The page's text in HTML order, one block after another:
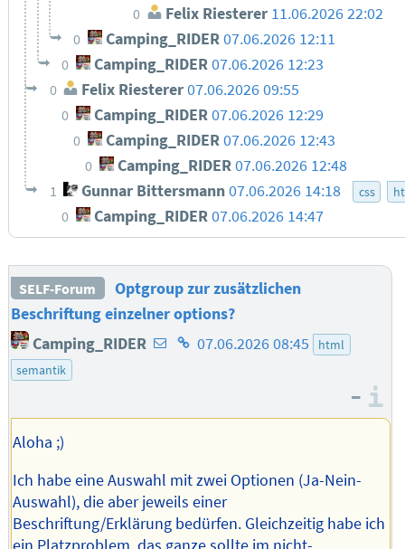
0 Felix Riesterer 11.06.2026 22:02
0 Camping_RIDER07.06.2026 12:11
0 Camping_RIDER 07.06.2026 12:23
0 Felix Riesterer07.06.2026 09:55
0 Camping_RIDER 07.06.2026 12:29
0 Camping_RIDER07.06.2026 12:43
0 Camping_RIDER07.06.2026 12:48
1 Gunnar Bittersmann07.06.2026 14:18 css
0 Camping_RIDER 07.06.2026 14:47
SELF-Forum
Optgroup zur zusätzlichen
Beschriftung einzelner options?
Camping_RIDER E-
des
Homepage
07.06.2026 08:45
html
semantik
–
Aloha ;)
Ich habe eine Auswahl mit zwei Optionen (Ja-Nein-
Auswahl), die aber jeweils einer
Beschriftung/Erklärung bedürfen. Gleichzeitig habe ich
ein Platzproblem, das ganze sollte im nicht-